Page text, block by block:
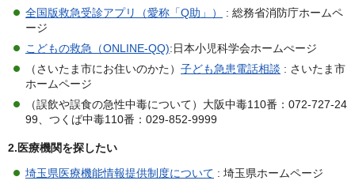
全国版救急受診アプリ（愛称「Q助」）
: 総務省消防庁ホームペ
ージ
こどもの救急（ONLINE-QQ):日本小児科学会ホームぺージ
（さいたま市にお住いのかた） 子ども急患電話相談 : さいたま市
ホームページ
（誤飲や誤食の急性中毒について）大阪中毒110番：072-727-24
99、つくば中毒110番：029-852-9999
2.医療機関を探したい
埼玉県医療機能情報提供制度について : 埼玉県ホームページ